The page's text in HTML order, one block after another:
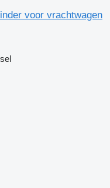
voor vrachtwagen